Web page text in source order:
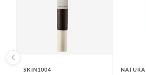
SKIN1004 NATURA